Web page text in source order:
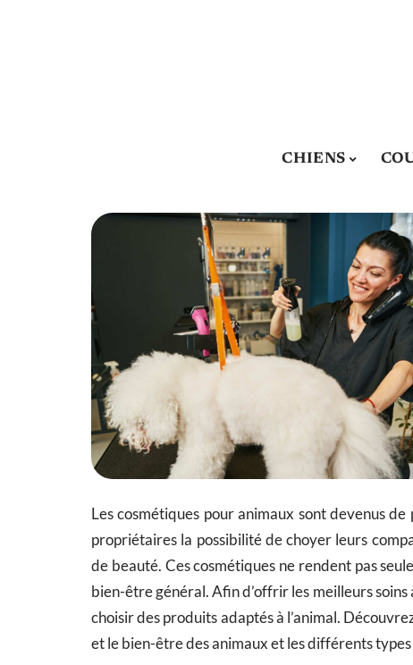
CHIENS
Les cosmétiques pour animaux sont devenus
propriétaires la possibilité de choyer leurs
de beauté. Ces cosmétiques ne rendent pas
bien-être général. Afin d’offrir les meilleurs
choisir des produits adaptés à l’animal.
et le bien-être des animaux et les différents